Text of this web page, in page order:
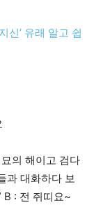
신’ 유래 알고 쉽
의 해이고 검다
과 대화하다 보
B : 전 쥐띠요~